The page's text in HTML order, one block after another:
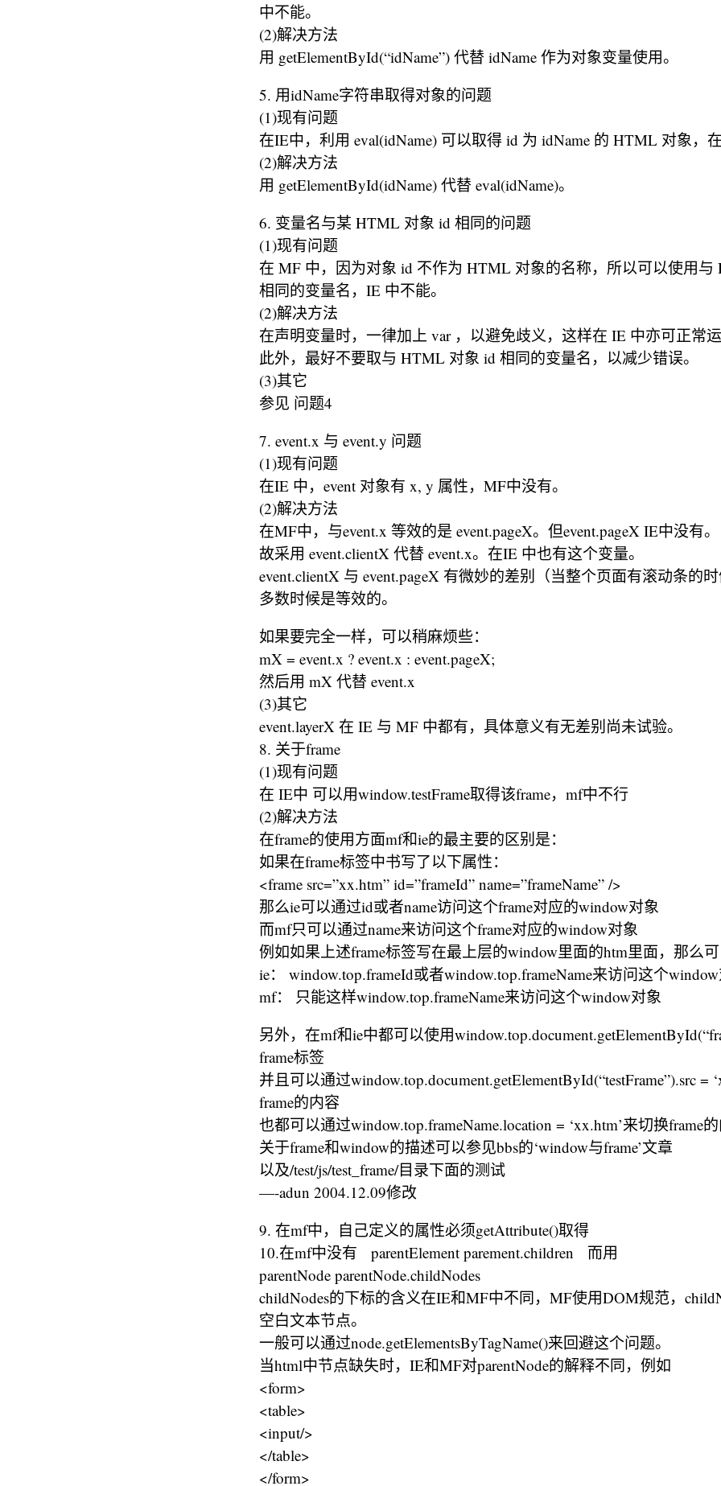
中不能。
(2)解决方法
用 getElementById(“idName”) 代替 idName 作为对象变量使用。
5. 用idName字符串取得对象的问题
(1)现有问题
在IE中，利用 eval(idName) 可以取得 id 为 idName 的 HTML 对象，
(2)解决方法
用 getElementById(idName) 代替 eval(idName)。
6. 变量名与某 HTML 对象 id 相同的问题
(1)现有问题
在 MF 中，因为对象 id 不作为 HTML 对象的名称，所以可以使用与
相同的变量名，IE 中不能。
(2)解决方法
在声明变量时，一律加上 var ，以避免歧义，这样在 IE 中亦可正常运
此外，最好不要取与 HTML 对象 id 相同的变量名，以减少错误。
(3)其它
参见 问题4
7. event.x 与 event.y 问题
(1)现有问题
在IE 中，event 对象有 x, y 属性，MF中没有。
(2)解决方法
在MF中，与event.x 等效的是 event.pageX。但event.pageX IE中没有。
故采用 event.clientX 代替 event.x。在IE 中也有这个变量。
event.clientX 与 event.pageX 有微妙的差别（当整个页面有滚动条的
多数时候是等效的。
如果要完全一样，可以稍麻烦些：
mX = event.x ? event.x : event.pageX;
然后用 mX 代替 event.x
(3)其它
event.layerX 在 IE 与 MF 中都有，具体意义有无差别尚未试验。
8. 关于frame
(1)现有问题
在 IE中 可以用window.testFrame取得该frame，mf中不行
(2)解决方法
在frame的使用方面mf和ie的最主要的区别是：
如果在frame标签中书写了以下属性：
<frame src=”xx.htm” id=”frameId” name=”frameName” />
那么ie可以通过id或者name访问这个frame对应的window对象
而mf只可以通过name来访问这个frame对应的window对象
例如如果上述frame标签写在最上层的window里面的htm里面，那么
ie： window.top.frameId或者window.top.frameName来访问这个
mf： 只能这样window.top.frameName来访问这个window对象
另外，在mf和ie中都可以使用
frame标签
并且可以通过window.top.document.getElementById(“testFrame”).src =
frame的内容
也都可以通过window.top.frameName.location = ‘xx.htm’来切换frame
关于frame和window的描述可以参见bbs的‘window与frame’文章
以及/test/js/test_frame/目录下面的测试
—-adun 2004.12.09修改
9. 在mf中，自己定义的属性必须getAttribute()取得
10.在mf中没有 parentElement parement.children 而用
parentNode parentNode.childNodes
childNodes的下标的含义在IE和MF中不同，MF使用DOM规范，
空白文本节点。
一般可以通过node.getElementsByTagName()来回避这个问题。
当html中节点缺失时，IE和MF对parentNode的解释不同，例如
<form>
<table>
<input/>
</table>
</form>